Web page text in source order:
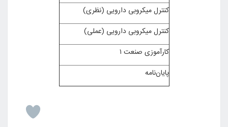
کنترل میکروبی دارویی (نظری)
کنترل میکروبی دارویی (عملی)
کارآموزی صنعت ۱
پایان‌نامه